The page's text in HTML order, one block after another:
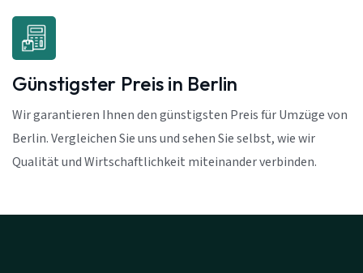
Günstigster Preis in Berlin
Wir garantieren Ihnen den günstigsten Preis für Umzüge von
Berlin. Vergleichen Sie uns und sehen Sie selbst, wie wir
Qualität und Wirtschaftlichkeit miteinander verbinden.